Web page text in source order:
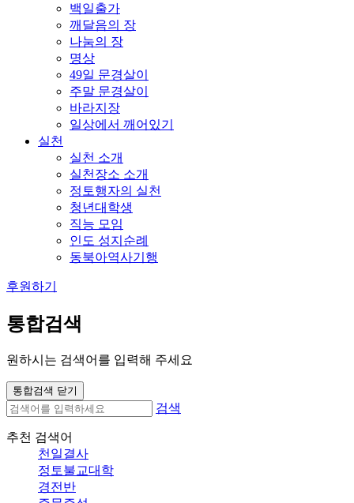
백일출가
깨달음의 장
나눔의 장
명상
49일 문경살이
주말 문경살이
바라지장
일상에서 깨어있기
실천
실천 소개
실천장소 소개
정토행자의 실천
청년대학생
직능 모임
인도 성지순례
동북아역사기행
후원하기
통합검색
원하시는 검색어를 입력해 주세요
통합검색 닫기
검색
추천 검색어
천일결사
정토불교대학
경전반